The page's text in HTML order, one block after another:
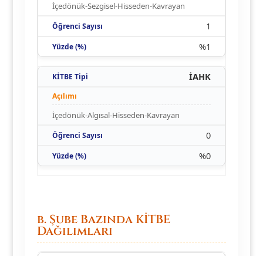
İçedönük-Sezgisel-Hisseden-Kavrayan
1
%1
İAHK
İçedönük-Algısal-Hisseden-Kavrayan
0
%0
b. Şube Bazında KİTBE
Dağılımları